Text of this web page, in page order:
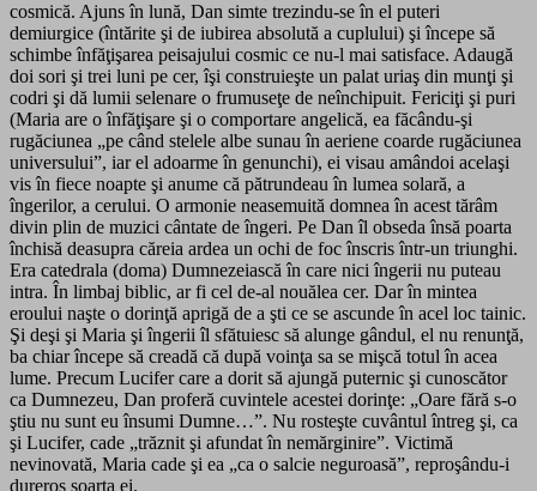
cosmică. Ajuns în lună, Dan simte trezindu-se în el puteri
demiurgice (întărite şi de iubirea absolută a cuplului) şi începe să
schimbe înfăţişarea peisajului cosmic ce nu-l mai satisface. Adaugă
doi sori şi trei luni pe cer, îşi construieşte un palat uriaş din munţi şi
codri şi dă lumii selenare o frumuseţe de neînchipuit. Fericiţi şi puri
(Maria are o înfăţişare şi o comportare angelică, ea făcându-şi
rugăciunea „pe când stelele albe sunau în aeriene coarde rugăciunea
universului”, iar el adoarme în genunchi), ei visau amândoi acelaşi
vis în fiece noapte şi anume că pătrundeau în lumea solară, a
îngerilor, a cerului. O armonie neasemuită domnea în acest tărâm
divin plin de muzici cântate de îngeri. Pe Dan îl obseda însă poarta
închisă deasupra căreia ardea un ochi de foc înscris într-un triunghi.
Era catedrala (doma) Dumnezeiască în care nici îngerii nu puteau
intra. În limbaj biblic, ar fi cel de-al nouălea cer. Dar în mintea
eroului naşte o dorinţă aprigă de a şti ce se ascunde în acel loc tainic.
Şi deşi şi Maria şi îngerii îl sfătuiesc să alunge gândul, el nu renunţă,
ba chiar începe să creadă că după voinţa sa se mişcă totul în acea
lume. Precum Lucifer care a dorit să ajungă puternic şi cunoscător
ca Dumnezeu, Dan proferă cuvintele acestei dorinţe: „Oare fără s-o
ştiu nu sunt eu însumi Dumne…”. Nu rosteşte cuvântul întreg şi, ca
şi Lucifer, cade „trăznit şi afundat în nemărginire”. Victimă
nevinovată, Maria cade şi ea „ca o salcie neguroasă”, reproşându-i
dureros soarta ei.